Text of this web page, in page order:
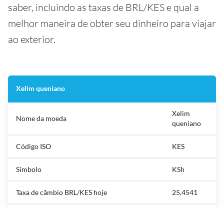
saber, incluindo as taxas de BRL/KES e qual a
melhor maneira de obter seu dinheiro para viajar
ao exterior.
Xelim queniano
Nome da moeda
Xelim
queniano
Código ISO KES
Símbolo KSh
Taxa de câmbio BRL/KES hoje 25,4541